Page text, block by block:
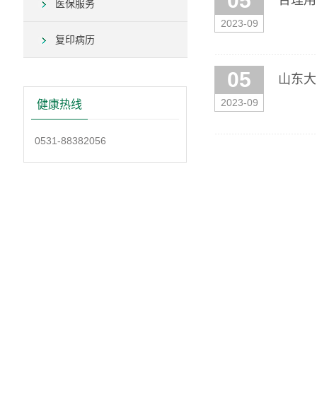
医保服务
复印病历
健康热线
0531-88382056
2023-09
05
2023-09
山东